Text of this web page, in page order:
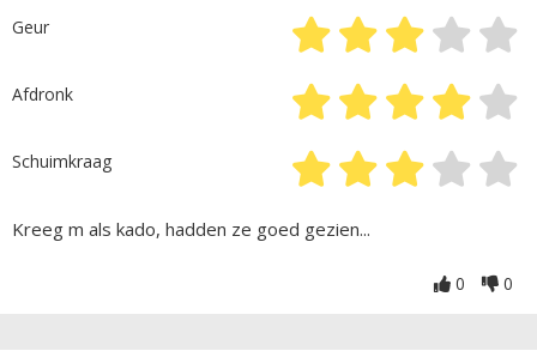
Geur
Afdronk
Schuimkraag
Kreeg m als kado, hadden ze goed gezien...
0 0